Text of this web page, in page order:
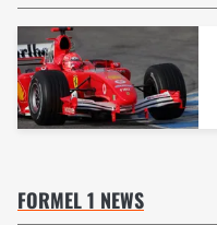
FORMEL 1 NEWS